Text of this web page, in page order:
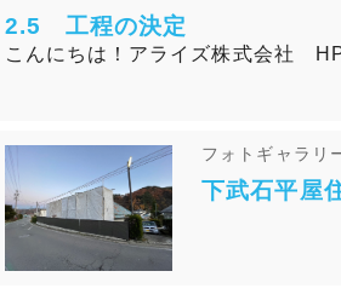
2.5 工程の決定
こんにちは！アライズ株式会社
フォトギャラリ
下武石平屋